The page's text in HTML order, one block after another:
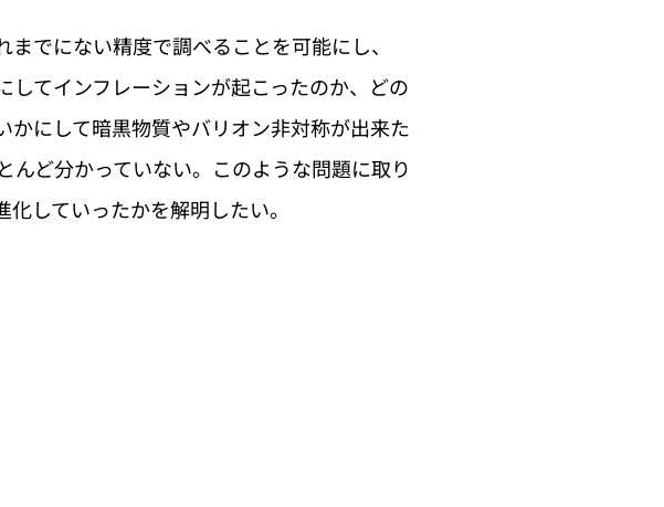
でにない精度で調べることを可能にし、
てインフレーションが起こったのか、どの
にして暗黒物質やバリオン非対称が出来た
ど分かっていない。このような問題に取り
していったかを解明したい。